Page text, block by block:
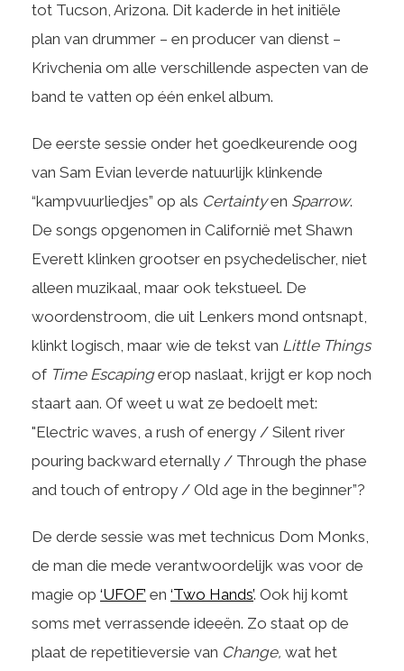
tot Tucson, Arizona. Dit kaderde in het initiële
plan van drummer – en producer van dienst –
Krivchenia om alle verschillende aspecten van de
band te vatten op één enkel album.
De eerste sessie onder het goedkeurende oog
van Sam Evian leverde natuurlijk klinkende
“kampvuurliedjes” op als Certaintyen Sparrow.
De songs opgenomen in Californië met Shawn
Everett klinken grootser en psychedelischer, niet
alleen muzikaal, maar ook tekstueel. De
woordenstroom, die uit Lenkers mond ontsnapt,
klinkt logisch, maar wie de tekst van Little Things
of Time Escapingerop naslaat, krijgt er kop noch
staart aan. Of weet u wat ze bedoelt met:
"Electric waves, a rush of energy / Silent river
pouring backward eternally / Through the phase
and touch of entropy / Old age in the beginner”?
De derde sessie was met technicus Dom Monks,
de man die mede verantwoordelijk was voor de
magie op ‘UFOF’ en ‘Two Hands’. Ook hij komt
soms met verrassende ideeën. Zo staat op de
plaat de repetitieversie van Change, wat het